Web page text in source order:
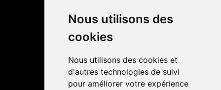
Nous utilisons des
cookies
Nous utilisons des cookies et
d'autres technologies de suivi
pour améliorer votre expérience
Livraisons
4,4 / 5 65 avis